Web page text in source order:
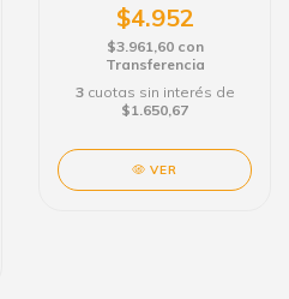
$4.952
$3.961,60 con
Transferencia
3 cuotas sin interés de
$1.650,67
VER